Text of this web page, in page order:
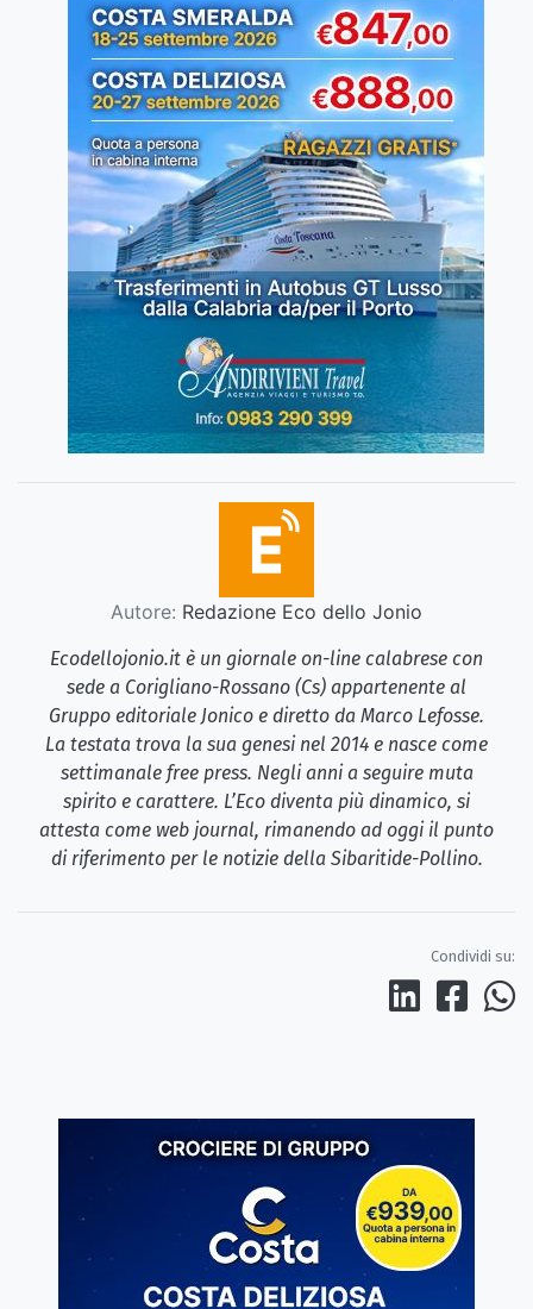
Autore: Redazione Eco dello Jonio
Ecodellojonio.it è un giornale on-line calabrese con
sede a Corigliano-Rossano (Cs) appartenente al
Gruppo editoriale Jonico e diretto da Marco Lefosse.
La testata trova la sua genesi nel 2014 e nasce come
settimanale free press. Negli anni a seguire muta
spirito e carattere. L’Eco diventa più dinamico, si
attesta come web journal, rimanendo ad oggi il punto
di riferimento per le notizie della Sibaritide-Pollino.
Condividi su: